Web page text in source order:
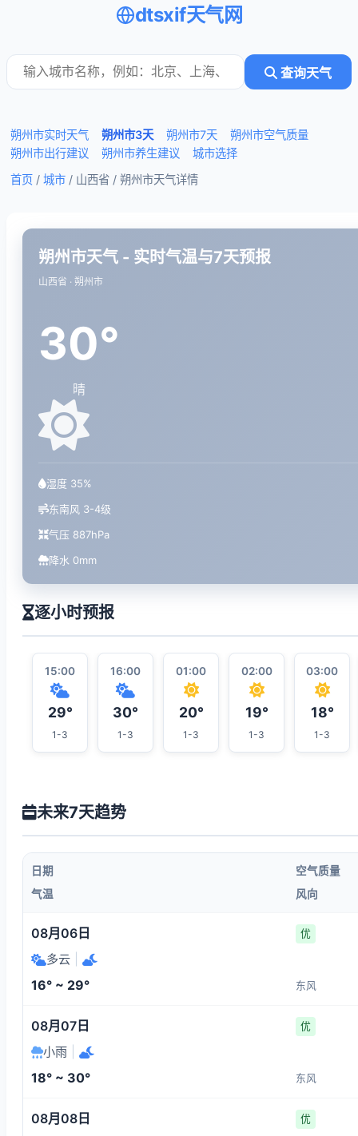
dtsxif天气网
查询天气
朔州市实时天气 朔州市3天 朔州市7天
朔州市空气质量
朔州市出行建议
朔州市养生建议
城市选择
首页 / 城市 / 山西省 / 朔州市天气详情
朔州市天气 - 实时气温与7天预报
山西省 · 朔州市
30°
晴
湿度 35%
东南风 3-4级
气压 887hPa
降水 0mm
逐小时预报
15:00
29°
1-3
16:00
30°
1-3
01:00
20°
1-3
02:00
19°
1-3
03:00
18°
1-3
未来7天趋势
日期
空气质量
气温
风向
08月06日 优
多云
16° ~ 29° 东风
08月07日 优
小雨
18° ~ 30° 东风
08月08日 优